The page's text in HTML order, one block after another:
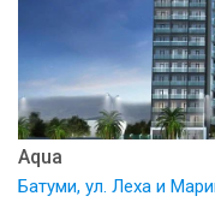
Aqua
Батуми, ул. Леха и